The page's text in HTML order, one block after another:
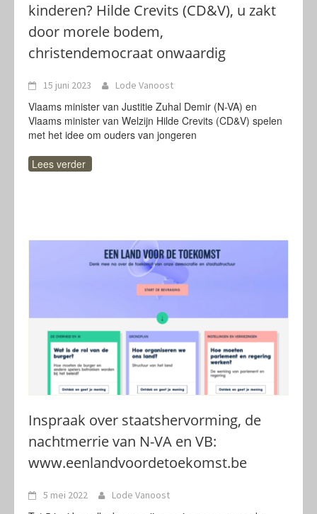
kinderen? Hilde Crevits (CD&V), u zakt
door morele bodem,
christendemocraat onwaardig
15 juni 2023 Lode Vanoost
Vlaams minister van Justitie Zuhal Demir (N-VA) en
Vlaams minister van Welzijn Hilde Crevits (CD&V) spelen
met het idee om ouders van jongeren
Lees verder
Inspraak over staatshervorming, de
nachtmerrie van N-VA en VB:
www.eenlandvoordetoekomst.be
5 mei 2022 Lode Vanoost